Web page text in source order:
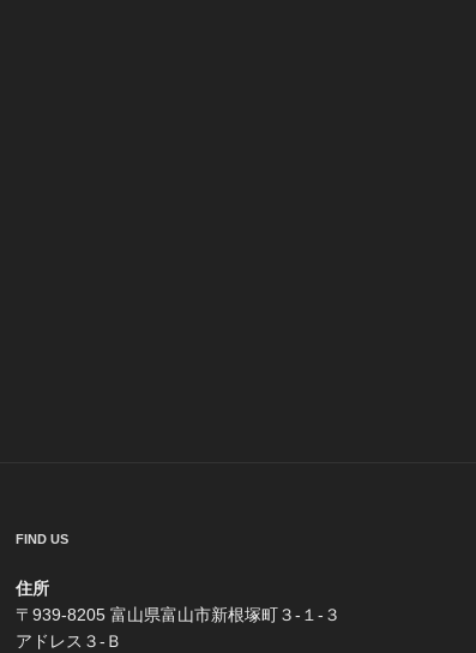
FIND US
住所
〒939-8205 富山県富山市新根塚町３-１-３
アドレス３-Ｂ